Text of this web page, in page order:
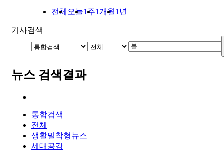
전체 오늘1주1개월1년
기사검색
뉴스 검색결과
통합검색
전체
생활밀착형뉴스
세대공감